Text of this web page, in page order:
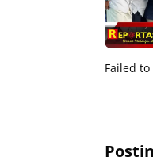
Failed